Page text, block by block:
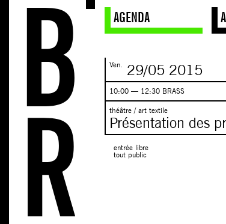
AGENDA
Ven. 29/05 2015
10:00 — 12:30 BRASS
théâtre / art textile
Présentation des
entrée libre
tout public